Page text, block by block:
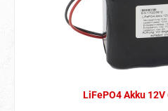
LiFePO4 Akku